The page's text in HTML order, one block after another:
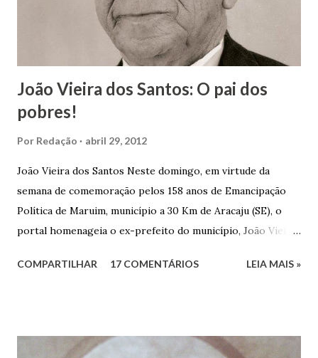
João Vieira dos Santos: O pai dos
pobres!
Por Redação abril 29, 2012
João Vieira dos Santos Neste domingo, em virtude da
semana de comemoração pelos 158 anos de Emancipação
Política de Maruim, município a 30 Km de Aracaju (SE), o
portal homenageia o ex-prefeito do município, João Vieira
Vieira dos Santos e Arlinda Barroso dos Santos, nasceu em
infância pobre, João Vieira não pôde se dedicar aos
COMPARTILHAR 17 COMENTÁRIOS LEIA MAIS »